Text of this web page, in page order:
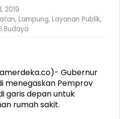
2019
,Lampung,Layanan Publik,
Budaya
Gubernur
menegaskan Pemprov
garis depan untuk
rumah sakit.